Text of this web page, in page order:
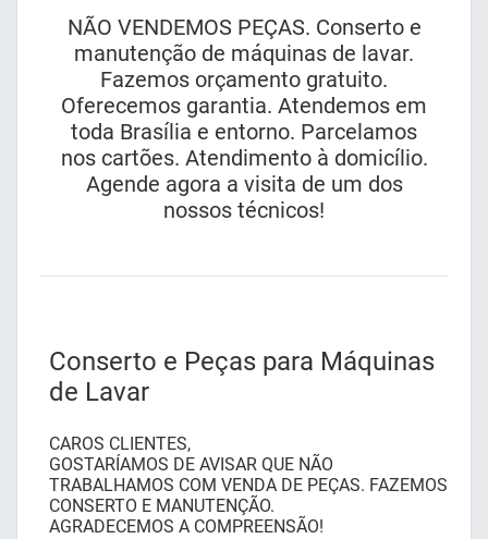
NÃO VENDEMOS PEÇAS. Conserto e
manutenção de máquinas de lavar.
Fazemos orçamento gratuito.
Oferecemos garantia. Atendemos em
toda Brasília e entorno. Parcelamos
nos cartões. Atendimento à domicílio.
Agende agora a visita de um dos
nossos técnicos!
Conserto e Peças para Máquinas
de Lavar
CAROS CLIENTES,
GOSTARÍAMOS DE AVISAR QUE NÃO
TRABALHAMOS COM VENDA DE PEÇAS. FAZEMOS
CONSERTO E MANUTENÇÃO.
AGRADECEMOS A COMPREENSÃO!